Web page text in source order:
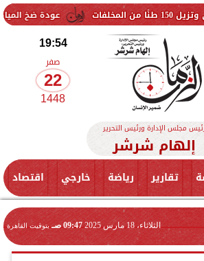
عودة ضخ المياه تدريجيًا لمناطق
19:54
صفر
22
1448
مجلس الإدارة ورئيس التحرير
إلهام شرشر
تقارير رياضة خارجي اقتصاد
الثلاثاء، 18 مارس 2025 09:47 صـ بتوقيت القاهرة